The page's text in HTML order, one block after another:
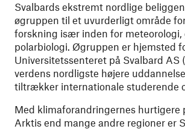
Svalbards ekstremt nordlige
øgruppen til et uvurderligt område
forskning især inden for meteorologi,
polarbiologi. Øgruppen er hjemsted
Universitetssenteret på Svalbard AS
verdens nordligste højere
tiltrækker internationale studerende
Med klimaforandringernes hurtigere
Arktis end mange andre regioner er